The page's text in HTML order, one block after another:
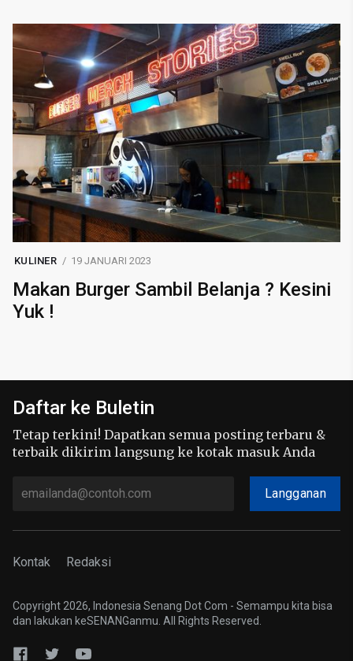
KULINER 19 JANUARI 2023
Makan Burger Sambil Belanja ? Kesini
Yuk !
Daftar ke Buletin
Tetap terkini! Dapatkan semua posting terbaru &
terbaik dikirim langsung ke kotak masuk Anda
Langganan
Kontak Redaksi
Copyright 2026, Indonesia Senang Dot Com - Semampu kita bisa
dan lakukan keSENANGanmu. All Rights Reserved.